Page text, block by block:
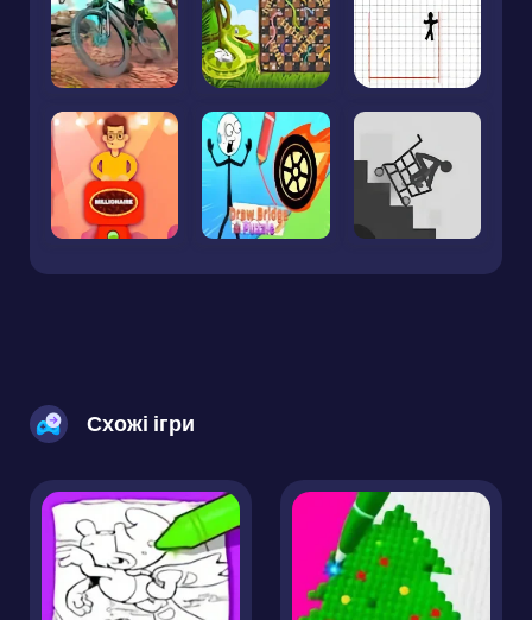
Схожі ігри